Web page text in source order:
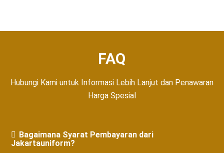
FAQ
Hubungi Kami untuk Informasi Lebih Lanjut dan Penawaran
Harga Spesial
Bagaimana Syarat Pembayaran dari
Jakartauniform?